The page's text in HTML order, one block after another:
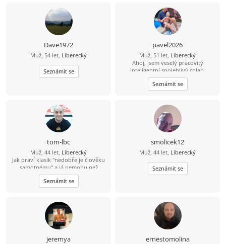
Dave1972
Muž, 54 let, Liberecký
Seznámit se
pavel2026
Muž, 51 let, Liberecký
Ahoj, jsem veselý pracovitý
inteligentní spolehlivý chlap.
Seznámit se
tom-lbc
Muž, 44 let, Liberecký
Jak praví klasik "nedobře je člověku
samotnému" a já nemohu než
souhlasit. Hledám fajn Liberečandu,
ideálně veselou baculku co ráda
vaří/peče, neb já rád jím :-D A teď
ani lacinou pracovní silou, ale chci
být ženě přínosem svou společností.
Rád bych ideálně ženu se vším
všudy, ale jsem vděčen i za "pouhé"
přátelství, samota je zkrátka krutá :-(
Seznámit se
smolicek12
Muž, 44 let, Liberecký
Seznámit se
jeremya ernestomolina